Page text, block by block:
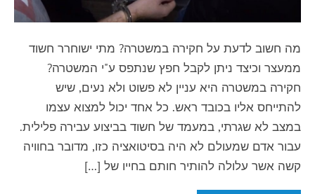
מה חשוב לדעת על חקירה במשטרה? מתי ישוחרר חשוד
ממעצר וכיצד ניתן לקבל חפץ שנתפס ע"י המשטרה?
חקירה במשטרה היא עניין לא פשוט ולא נעים, שיש
להתייחס אליו בכובד ראש. כל אחד יכול למצוא עצמו
במצב לא שגרתי, במעמד של חשוד בביצוע עבירה פלילית.
עבור אדם שמעולם לא היה בסיטואציה כזו, מדובר בחוויה
קשה אשר עלולה להותיר חותם בחייו של […]